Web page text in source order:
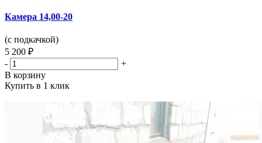
Камера 14,00-20
(с подкачкой)
5 200 ₽
-
+
В корзину
Купить в 1 клик